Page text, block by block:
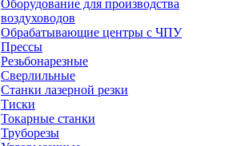
Оборудование для производства
воздуховодов
Обрабатывающие центры с ЧПУ
Прессы
Резьбонарезные
Сверлильные
Станки лазерной резки
Тиски
Токарные станки
Труборезы